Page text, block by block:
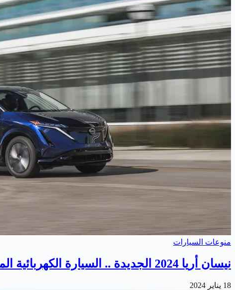
منوعات السيارات
نيسان أريا 2024 الجديدة .. السيارة الكهربائية المتطورة
18 يناير 2024